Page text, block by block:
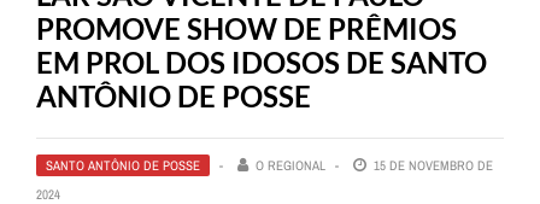
PROMOVE SHOW DE PRÊMIOS
EM PROL DOS IDOSOS DE SANTO
ANTÔNIO DE POSSE
SANTO ANTÔNIO DE POSSE O REGIONAL
15 DE NOVEMBRO DE
2024